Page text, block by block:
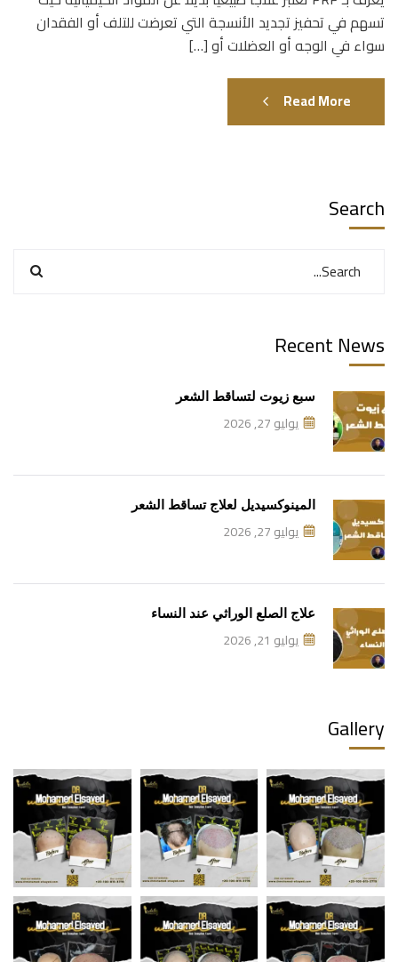
تسهم في تحفيز تجديد الأنسجة التي تعرضت للتلف أو الفقدان
سواء في الوجه أو العضلات أو […]
Read More
Search
Recent News
سبع زيوت لتساقط الشعر
يوليو 27, 2026
المينوكسيديل لعلاج تساقط الشعر
يوليو 27, 2026
علاج الصلع الوراثي عند النساء
يوليو 21, 2026
Gallery